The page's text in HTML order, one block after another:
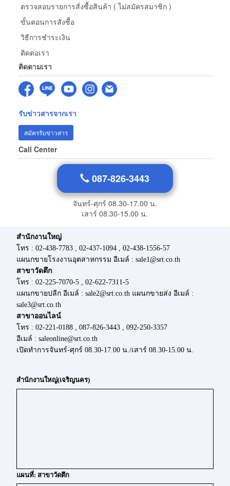
ตรวจสอบรายการสั่งซื้อสินค้า ( ไม่สมัครสมาชิก )
ขั้นตอนการสั่งซื้อ
วิธีการชำระเงิน
ติดต่อเรา
ติดตามเรา
รับข่าวสารจากเรา
สมัครรับข่าวสาร
Call Center
087-826-3443
จันทร์-ศุกร์ 08.30-17.00 น.
เสาร์ 08.30-15.00 น.
สำนักงานใหญ่
โทร : 02-438-7783 , 02-437-1094 , 02-438-1556-57
แผนกขายโรงงานอุตสาหกรรม อีเมล์ : sale1@srt.co.th
สาขาวัดตึก
โทร : 02-225-7070-5 , 02-622-7311-5
แผนกขายปลีก อีเมล์ : sale2@srt.co.th แผนกขายส่ง อีเมล์ :
sale3@srt.co.th
สาขาออนไลน์
โทร : 02-221-0188 , 087-826-3443 , 092-250-3357
อีเมล์ : saleonline@srt.co.th
เปิดทำการจันทร์-ศุกร์ 08.30-17.00 น./เสาร์ 08.30-15.00 น.
สำนักงานใหญ่(เจริญนคร)
แผนที่: สาขาวัดตึก